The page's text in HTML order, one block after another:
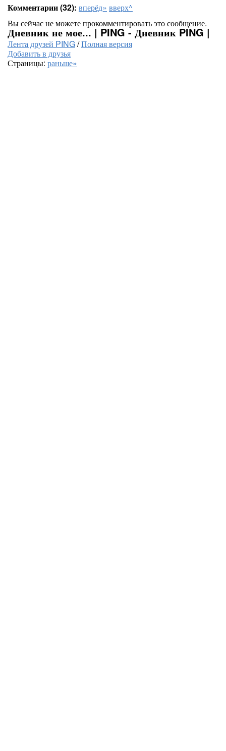
Комментарии (32): вперёд» вверх^
Вы сейчас не можете прокомментировать это сообщение.
Дневник не мое... | PING - Дневник PING |
Лента друзей PING/Полная версия
Добавить в друзья
Страницы: раньше»